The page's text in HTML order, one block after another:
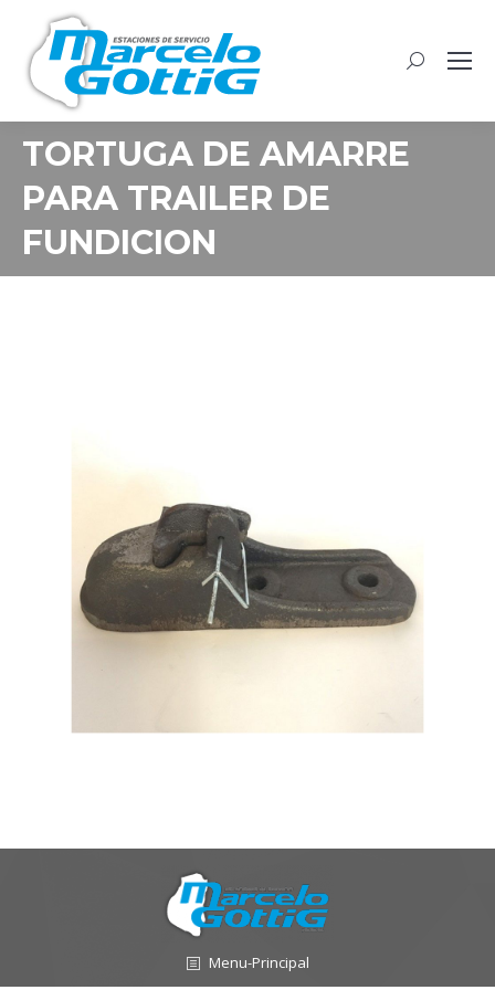
Buscar:
TORTUGA DE AMARRE
PARA TRAILER DE
FUNDICION
Menu-Principal